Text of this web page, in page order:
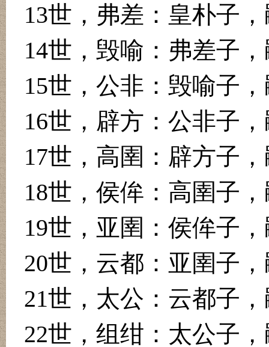
13世，弗差：皇朴子
14世，毁喻：弗差子
15世，公非：毁喻子
16世，辟方：公非子
17世，高圉：辟方子
18世，侯侔：高圉子
19世，亚圉：侯侔子
20世，云都：亚圉子
21世，太公：云都子
22世，组绀：太公子